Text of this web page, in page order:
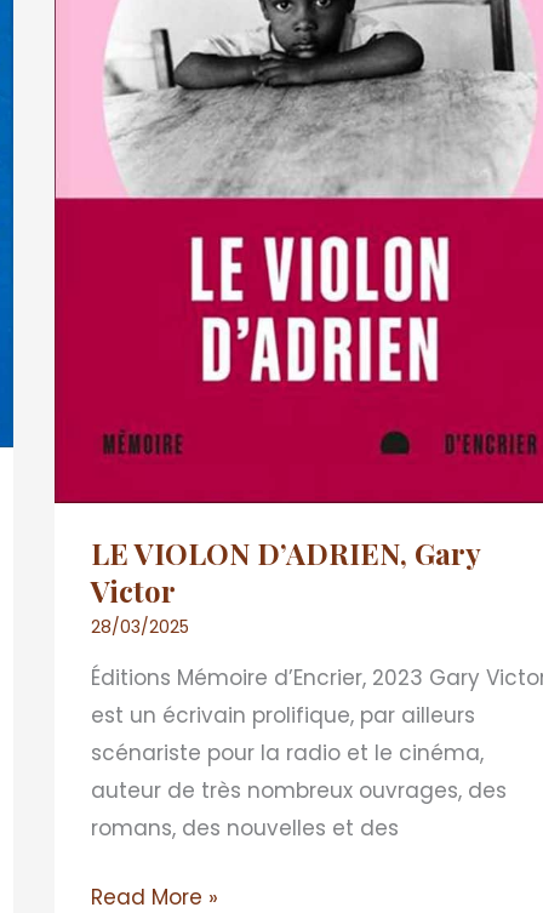
LE VIOLON D’ADRIEN, Gary
Victor
28/03/2025
Éditions Mémoire d’Encrier, 2023 Gary
est un écrivain prolifique, par ailleurs
scénariste pour la radio et le cinéma,
auteur de très nombreux ouvrages, des
romans, des nouvelles et des
Read More »